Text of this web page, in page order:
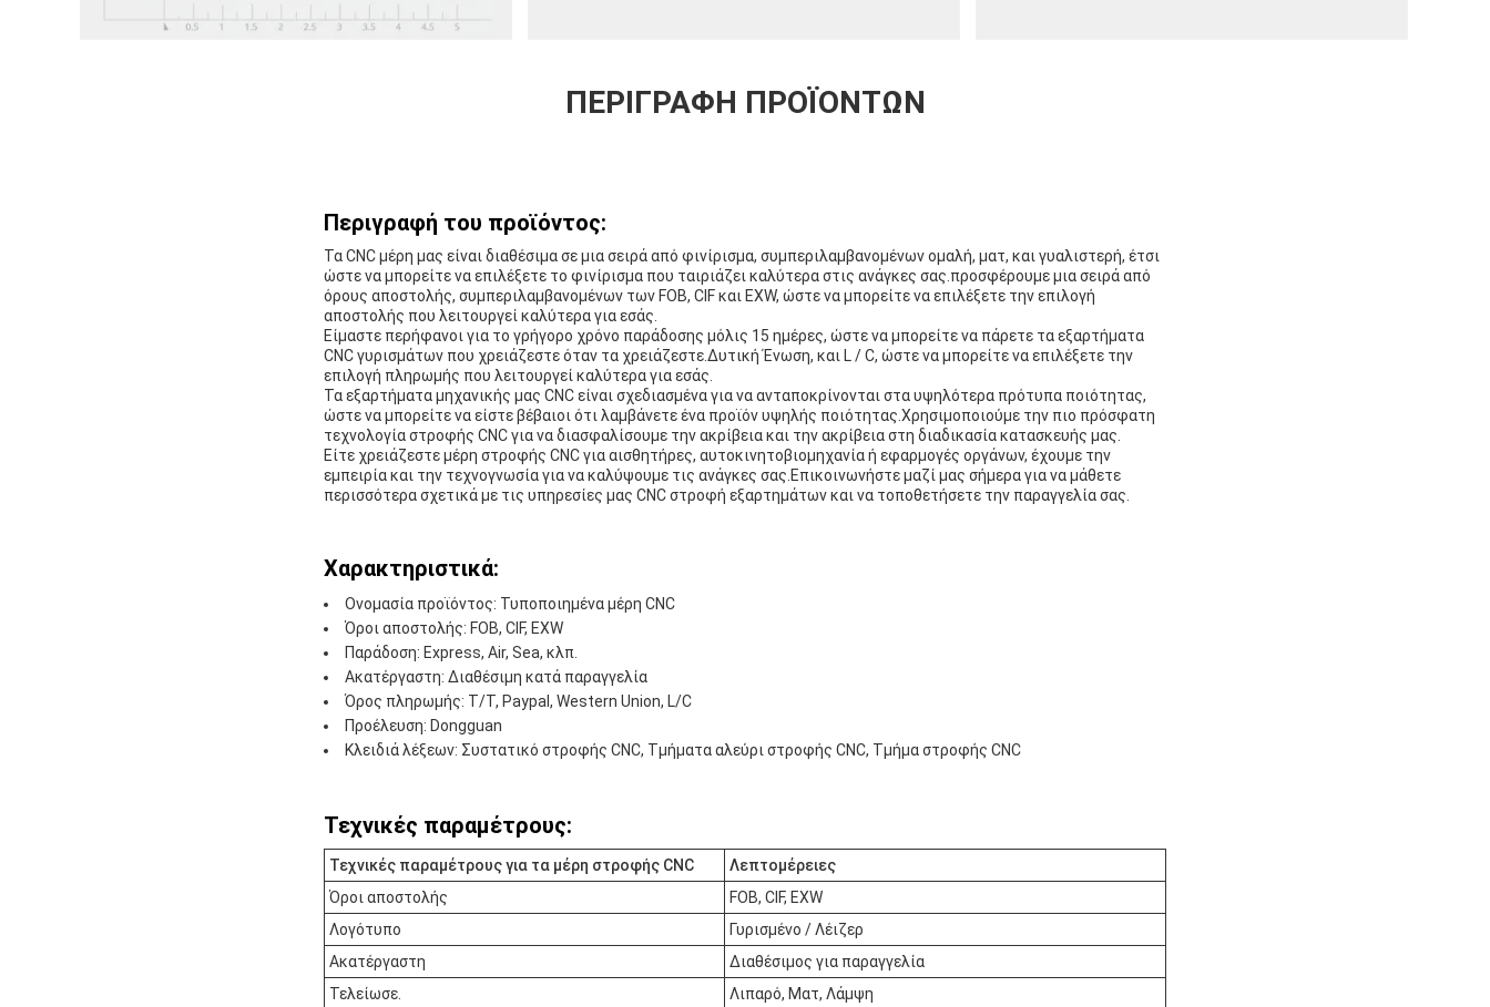
ΠΕΡΙΓΡΑΦΉ ΠΡΟΪΌΝΤΩΝ
Περιγραφή του προϊόντος:
Τα CNC μέρη μας είναι διαθέσιμα σε μια σειρά από φινίρισμα, συμπεριλαμβανομένων ομαλή, ματ, και γυαλιστερή, έτσι
ώστε να μπορείτε να επιλέξετε το φινίρισμα που ταιριάζει καλύτερα στις ανάγκες σας.προσφέρουμε μια σειρά από
όρους αποστολής, συμπεριλαμβανομένων των FOB, CIF και EXW, ώστε να μπορείτε να επιλέξετε την επιλογή
αποστολής που λειτουργεί καλύτερα για εσάς.
Είμαστε περήφανοι για το γρήγορο χρόνο παράδοσης μόλις 15 ημέρες, ώστε να μπορείτε να πάρετε τα εξαρτήματα
CNC γυρισμάτων που χρειάζεστε όταν τα χρειάζεστε.Δυτική Ένωση, και L / C, ώστε να μπορείτε να επιλέξετε την
επιλογή πληρωμής που λειτουργεί καλύτερα για εσάς.
Τα εξαρτήματα μηχανικής μας CNC είναι σχεδιασμένα για να ανταποκρίνονται στα υψηλότερα πρότυπα ποιότητας,
ώστε να μπορείτε να είστε βέβαιοι ότι λαμβάνετε ένα προϊόν υψηλής ποιότητας.Χρησιμοποιούμε την πιο πρόσφατη
τεχνολογία στροφής CNC για να διασφαλίσουμε την ακρίβεια και την ακρίβεια στη διαδικασία κατασκευής μας.
Είτε χρειάζεστε μέρη στροφής CNC για αισθητήρες, αυτοκινητοβιομηχανία ή εφαρμογές οργάνων, έχουμε την
εμπειρία και την τεχνογνωσία για να καλύψουμε τις ανάγκες σας.Επικοινωνήστε μαζί μας σήμερα για να μάθετε
περισσότερα σχετικά με τις υπηρεσίες μας CNC στροφή εξαρτημάτων και να τοποθετήσετε την παραγγελία σας.
Χαρακτηριστικά:
Ονομασία προϊόντος: Τυποποιημένα μέρη CNC
Όροι αποστολής: FOB, CIF, EXW
Παράδοση: Express, Air, Sea, κλπ.
Ακατέργαστη: Διαθέσιμη κατά παραγγελία
Όρος πληρωμής: T/T, Paypal, Western Union, L/C
Προέλευση: Dongguan
Κλειδιά λέξεων: Συστατικό στροφής CNC, Τμήματα αλεύρι στροφής CNC, Τμήμα στροφής CNC
Τεχνικές παραμέτρους:
Τεχνικές παραμέτρους για τα μέρη στροφής CNC
Λεπτομέρειες
Όροι αποστολής
FOB, CIF, EXW
Λογότυπο
Γυρισμένο / Λέιζερ
Ακατέργαστη
Διαθέσιμος για παραγγελία
Τελείωσε.
Λιπαρό, Ματ, Λάμψη